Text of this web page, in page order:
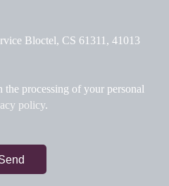
Bloctel, CS 61311, 41013
processing of your personal
policy.